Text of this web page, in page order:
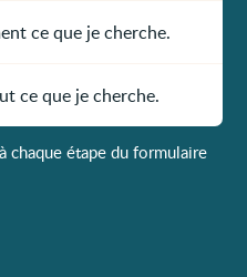
ce que je cherche.
ce que je cherche.
chaque étape du formulaire